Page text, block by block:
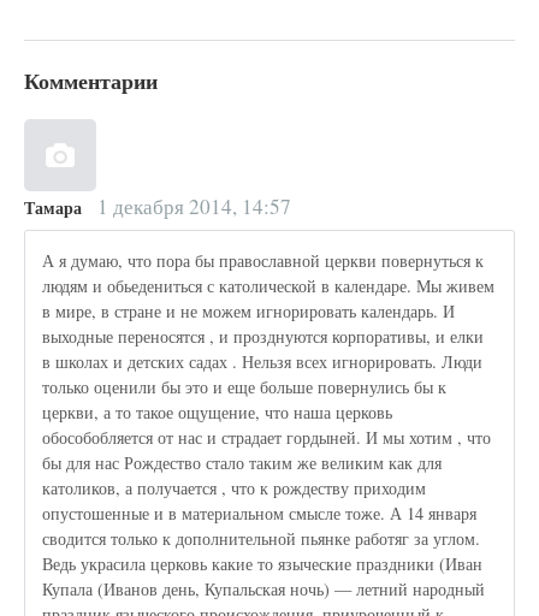
Комментарии
Тамара 1 декабря 2014, 14:57
А я думаю, что пора бы православной церкви повернуться к
людям и обьедениться с католической в календаре. Мы живем
в мире, в стране и не можем игнорировать календарь. И
выходные переносятся , и прозднуются корпоративы, и елки
в школах и детских садах . Нельзя всех игнорировать. Люди
только оценили бы это и еще больше повернулись бы к
церкви, а то такое ощущение, что наша церковь
обособобляется от нас и страдает гордыней. И мы хотим , что
бы для нас Рождество стало таким же великим как для
католиков, а получается , что к рождеству приходим
опустошенные и в материальном смысле тоже. А 14 января
сводится только к дополнительной пьянке работяг за углом.
Ведь украсила церковь какие то языческие праздники (Иван
Купала (Иванов день, Купальская ночь) — летний народный